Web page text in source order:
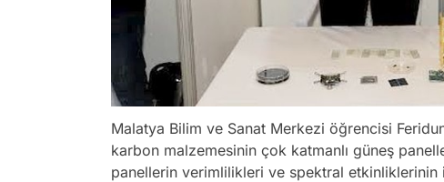
Malatya Bilim ve Sanat Merkezi öğrencisi
karbon malzemesinin çok katmanlı güneş
panellerin verimlilikleri ve spektral etkinliklerinin